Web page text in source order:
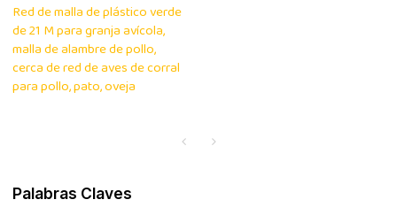
Red de malla de plástico verde
de 21 M para granja avícola,
malla de alambre de pollo,
cerca de red de aves de corral
para pollo, pato, oveja
Palabras Claves